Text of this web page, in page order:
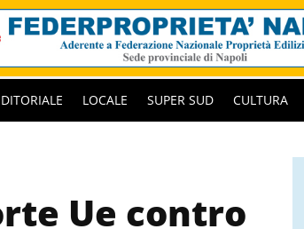
LOCALE SUPER SUD CULTURA
Ue contro